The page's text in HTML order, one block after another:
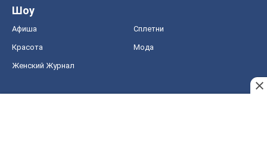
Шоу
Афиша Сплетни
Красота Мода
Женский Журнал